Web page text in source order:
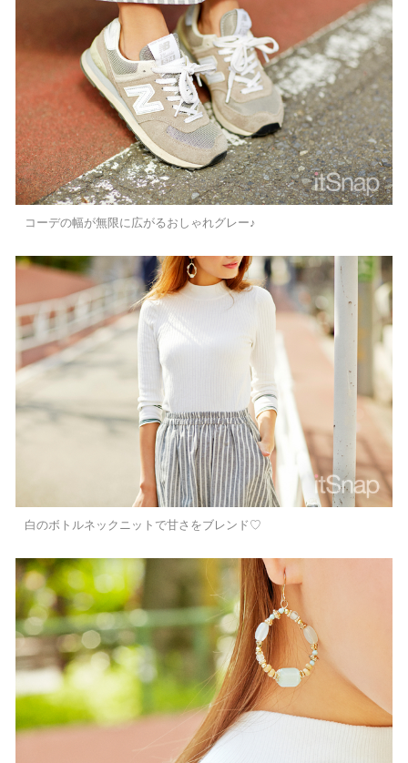
コーデの幅が無限に広がるおしゃれグレー♪
白のボトルネックニットで甘さをブレンド♡